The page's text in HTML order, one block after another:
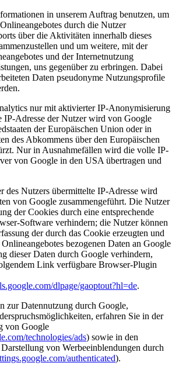
in unserem Auftrag benutzen, um
durch die Nutzer
über die Aktivitäten innerhalb dieses
und um weitere, mit der
und der Internetnutzung
uns gegenüber zu erbringen. Dabei
Daten pseudonyme Nutzungsprofile
nur mit aktivierter IP-Anonymisierung
IP-Adresse der Nutzer wird von Google
der Europäischen Union oder in
des Abkommens über den Europäischen
Nur in Ausnahmefällen wird die volle IP-
von Google in den USA übertragen und
des Nutzers übermittelte IP-Adresse wird
von Google zusammengeführt. Die Nutzer
der Cookies durch eine entsprechende
Software verhindern; die Nutzer können
der durch das Cookie erzeugten und
bezogenen Daten an Google
dieser Daten durch Google verhindern,
Link verfügbare Browser-Plugin
dlpage/gaoptout?hl=de.
zur Datennutzung durch Google,
erfahren Sie in der
von Google
technologies/ads) sowie in den
von Werbeeinblendungen durch
authenticated).